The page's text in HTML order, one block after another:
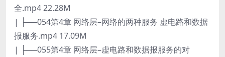
全.mp4 22.28M
| ├──054第4章 网络层–网络的两种服务 虚电路和数据
报服务.mp4 17.09M
| ├──055第4章 网络层–虚电路和数据报服务的对